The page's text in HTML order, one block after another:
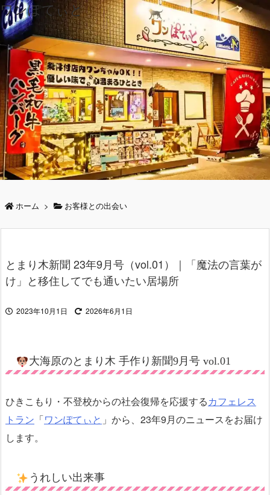
ワンぽてぃと
ホーム > お客様との出会い
とまり木新聞 23年9月号（vol.01）｜「魔法の言葉が
け」と移住してでも通いたい居場所
2023年10月1日 2026年6月1日
大海原のとまり木 手作り新聞9月号 vol.01
ひきこもり・不登校からの社会復帰を応援するカフェレス
トラン 「ワンぽてぃと 」から、23年9月のニュースをお届け
します。
うれしい出来事